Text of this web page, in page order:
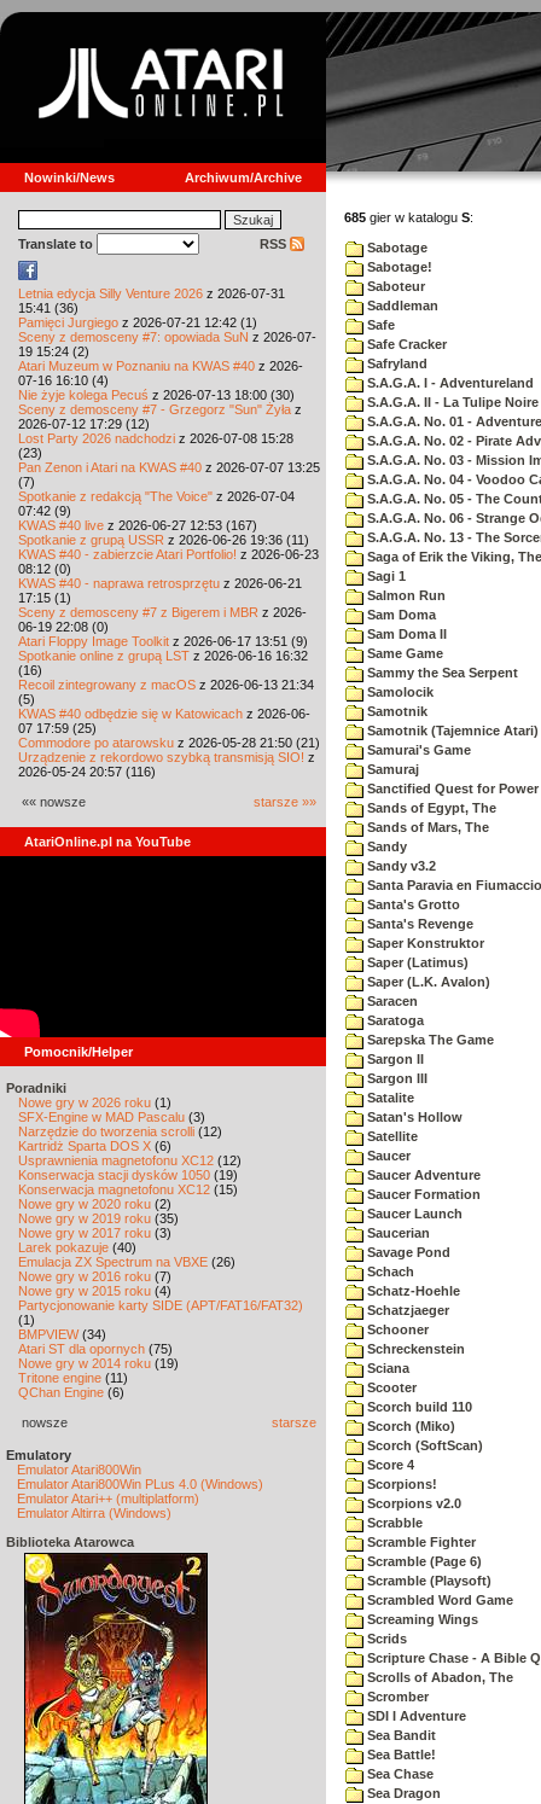
Nowinki/News Archiwum/Archive
Translate to RSS
Letnia edycja Silly Venture 2026 z 2026-07-31
15:41 (36)
Pamięci Jurgiego z 2026-07-21 12:42 (1)
Sceny z demosceny #7: opowiada SuN z 2026-07-
19 15:24 (2)
Atari Muzeum w Poznaniu na KWAS #40 z 2026-
07-16 16:10 (4)
Nie żyje kolega Pecuś z 2026-07-13 18:00 (30)
Sceny z demosceny #7 - Grzegorz "Sun" Żyła z
2026-07-12 17:29 (12)
Lost Party 2026 nadchodzi z 2026-07-08 15:28
(23)
Pan Zenon i Atari na KWAS #40 z 2026-07-07 13:25
(7)
Spotkanie z redakcją "The Voice" z 2026-07-04
07:42 (9)
KWAS #40 live z 2026-06-27 12:53 (167)
Spotkanie z grupą USSR z 2026-06-26 19:36 (11)
KWAS #40 - zabierzcie Atari Portfolio! z 2026-06-23
08:12 (0)
KWAS #40 - naprawa retrosprzętu z 2026-06-21
17:15 (1)
Sceny z demosceny #7 z Bigerem i MBR z 2026-
06-19 22:08 (0)
Atari Floppy Image Toolkit z 2026-06-17 13:51 (9)
Spotkanie online z grupą LST z 2026-06-16 16:32
(16)
Recoil zintegrowany z macOS z 2026-06-13 21:34
(5)
KWAS #40 odbędzie się w Katowicach z 2026-06-
07 17:59 (25)
Commodore po atarowsku z 2026-05-28 21:50 (21)
Urządzenie z rekordowo szybką transmisją SIO! z
2026-05-24 20:57 (116)
«« nowsze starsze »»
AtariOnline.pl na YouTube
Pomocnik/Helper
Poradniki
Nowe gry w 2026 roku (1)
SFX-Engine w MAD Pascalu (3)
Narzędzie do tworzenia scrolli (12)
Kartridż Sparta DOS X (6)
Usprawnienia magnetofonu XC12 (12)
Konserwacja stacji dysków 1050 (19)
Konserwacja magnetofonu XC12 (15)
Nowe gry w 2020 roku (2)
Nowe gry w 2019 roku (35)
Nowe gry w 2017 roku (3)
Larek pokazuje (40)
Emulacja ZX Spectrum na VBXE (26)
Nowe gry w 2016 roku (7)
Nowe gry w 2015 roku (4)
Partycjonowanie karty SIDE (APT/FAT16/FAT32)
(1)
BMPVIEW(34)
Atari ST dla opornych (75)
Nowe gry w 2014 roku (19)
Tritone engine (11)
QChan Engine (6)
nowsze starsze
Emulatory
Emulator Atari800Win
Emulator Atari800Win PLus 4.0 (Windows)
Emulator Atari++ (multiplatform)
Emulator Altirra (Windows)
Biblioteka Atarowca
685 gier w katalogu S:
Sabotage
Sabotage!
Saboteur
Saddleman
Safe
Safe Cracker
Safryland
S.A.G.A. I - Adventureland
S.A.G.A. II - La Tulipe Noire
S.A.G.A. No. 01 -
S.A.G.A. No. 02 - Pirate
S.A.G.A. No. 03 - Mission
S.A.G.A. No. 04 - Voodoo
S.A.G.A. No. 05 - The
S.A.G.A. No. 06 - Strange
S.A.G.A. No. 13 - The
Saga of Erik the Viking, The
Sagi 1
Salmon Run
Sam Doma
Sam Doma II
Same Game
Sammy the Sea Serpent
Samolocik
Samotnik
Samotnik (Tajemnice Atari)
Samurai's Game
Samuraj
Sanctified Quest for Power
Sands of Egypt, The
Sands of Mars, The
Sandy
Sandy v3.2
Santa Paravia en Fiumaccio
Santa's Grotto
Santa's Revenge
Saper Konstruktor
Saper (Latimus)
Saper (L.K. Avalon)
Saracen
Saratoga
Sarepska The Game
Sargon II
Sargon III
Satalite
Satan's Hollow
Satellite
Saucer
Saucer Adventure
Saucer Formation
Saucer Launch
Saucerian
Savage Pond
Schach
Schatz-Hoehle
Schatzjaeger
Schooner
Schreckenstein
Sciana
Scooter
Scorch build 110
Scorch (Miko)
Scorch (SoftScan)
Score 4
Scorpions!
Scorpions v2.0
Scrabble
Scramble Fighter
Scramble (Page 6)
Scramble (Playsoft)
Scrambled Word Game
Screaming Wings
Scrids
Scripture Chase - A Bible
Scrolls of Abadon, The
Scromber
SDI I Adventure
Sea Bandit
Sea Battle!
Sea Chase
Sea Dragon